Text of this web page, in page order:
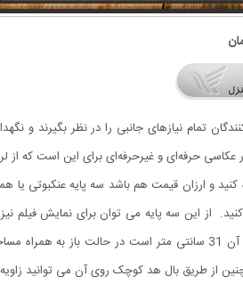
تمام نیازهای جانبی را در نظر بگیرند و
عکاسی حرفه‌ای و غیرحرفه‌ای برای این است که